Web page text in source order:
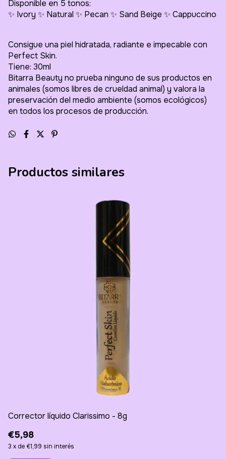
Disponible en 5 tonos:
✨ Ivory ✨ Natural ✨ Pecan ✨ Sand Beige ✨ Cappuccino
Consigue una piel hidratada, radiante e impecable con
Perfect Skin.
Tiene: 30ml
Bitarra Beauty no prueba ninguno de sus productos en
animales (somos libres de crueldad animal) y valora la
preservación del medio ambiente (somos ecológicos)
en todos los procesos de producción.
Productos similares
Corrector líquido Clarissimo - 8g
€5,98
3 x de €1,99 sin interés